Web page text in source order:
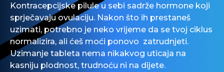
Kontracepcijske pilule u sebi sadrže hormone koji
sprječavaju ovulaciju. Nakon što ih prestaneš
uzimati, potrebno je neko vrijeme da se tvoj ciklus
normalizira, ali ćeš moći ponovo zatrudnjeti.
Uzimanje tableta nema nikakvog uticaja na
kasniju plodnost, trudnoću ni na dijete.